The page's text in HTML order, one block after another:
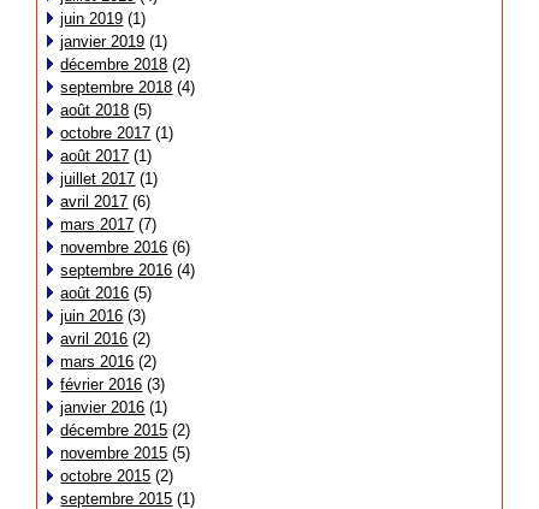
juin 2019 (1)
janvier 2019 (1)
décembre 2018 (2)
septembre 2018 (4)
août 2018 (5)
octobre 2017 (1)
août 2017 (1)
juillet 2017 (1)
avril 2017 (6)
mars 2017 (7)
novembre 2016 (6)
septembre 2016 (4)
août 2016 (5)
juin 2016 (3)
avril 2016 (2)
mars 2016 (2)
février 2016 (3)
janvier 2016 (1)
décembre 2015 (2)
novembre 2015 (5)
octobre 2015 (2)
septembre 2015 (1)